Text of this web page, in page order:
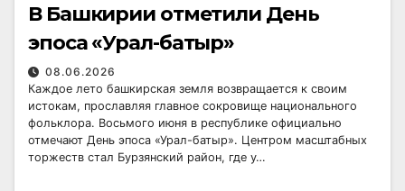
В Башкирии отметили День
эпоса «Урал-батыр»
08.06.2026
Каждое лето башкирская земля возвращается к своим
истокам, прославляя главное сокровище национального
фольклора. Восьмого июня в республике официально
отмечают День эпоса «Урал-батыр». Центром масштабных
торжеств стал Бурзянский район, где у…